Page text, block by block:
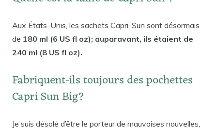
Aux États-Unis, les sachets Capri-Sun sont désormais
de 180 ml (6 US fl oz); auparavant, ils étaient de
240 ml (8 US fl oz).
Fabriquent-ils toujours des pochettes
Capri Sun Big?
Je suis désolé d’être le porteur de mauvaises nouvelles,